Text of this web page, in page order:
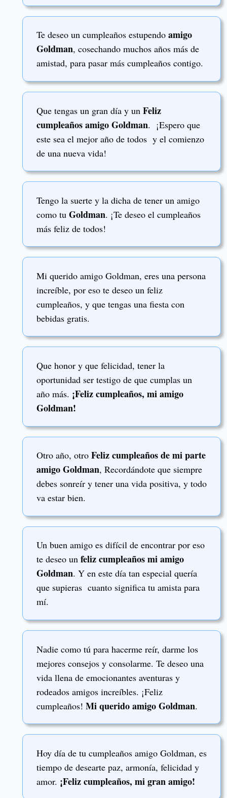
Te deseo un cumpleaños estupendo amigo
Goldman, cosechando muchos años más de
amistad, para pasar más cumpleaños contigo.
Que tengas un gran día y un Feliz
cumpleaños amigo Goldman. ¡Espero que
este sea el mejor año de todos y el comienzo
de una nueva vida!
Tengo la suerte y la dicha de tener un amigo
como tu Goldman. ¡Te deseo el cumpleaños
más feliz de todos!
Mi querido amigo Goldman, eres una persona
increíble, por eso te deseo un feliz
cumpleaños, y que tengas una fiesta con
bebidas gratis.
Que honor y que felicidad, tener la
oportunidad ser testigo de que cumplas un
año más. ¡Feliz cumpleaños, mi amigo
Goldman!
Otro año, otro Feliz cumpleaños de mi parte
amigo Goldman, Recordándote que siempre
debes sonreír y tener una vida positiva, y todo
va estar bien.
Un buen amigo es difícil de encontrar por eso
te deseo un feliz cumpleaños mi amigo
Goldman. Y en este día tan especial quería
que supieras cuanto significa tu amista para
mí.
Nadie como tú para hacerme reír, darme los
mejores consejos y consolarme. Te deseo una
vida llena de emocionantes aventuras y
rodeados amigos increíbles. ¡Feliz
cumpleaños! Mi querido amigo Goldman.
Hoy día de tu cumpleaños amigo Goldman, es
tiempo de desearte paz, armonía, felicidad y
amor. ¡Feliz cumpleaños, mi gran amigo!